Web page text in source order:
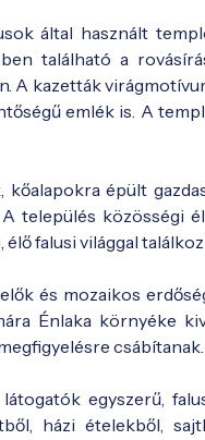
által használt
található a
A kazetták
emlék is. A
épült
település közösségi
falusi világgal
és mozaikos
Énlaka környéke
csábítanak.
egyszerű,
házi ételekből,